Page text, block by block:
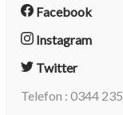
Facebook
Instagram
Twitter
Telefon : 0344